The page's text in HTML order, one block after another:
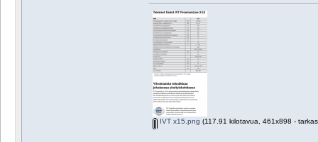
IVT x15.png (117.91 kilotavua, 461x898 -